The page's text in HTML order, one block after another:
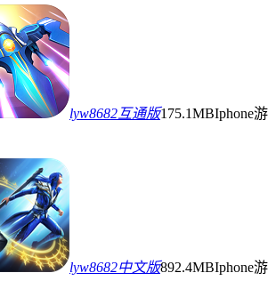
lyw8682互通版175.1MBIphone游
lyw8682中文版892.4MBIphone游